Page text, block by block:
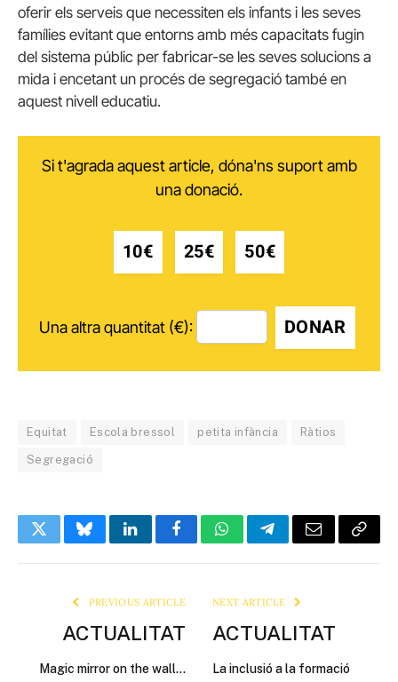
oferir els serveis que necessiten els infants i les seves
famílies evitant que entorns amb més capacitats fugin
del sistema públic per fabricar-se les seves solucions a
mida i encetant un procés de segregació també en
aquest nivell educatiu.
Si t'agrada aquest article, dóna'ns suport amb
una donació.
10€ 25€ 50€
Una altra quantitat (€): DONAR
Equitat Escola bressol petita infància Ràtios
Segregació
TwitterBlueskyLinkedInFacebookWhatsAppTelegramEmail Copy
PREVIOUS ARTICLE
ACTUALITAT
Magic mirror on the wall…
NEXT ARTICLE
ACTUALITAT
La inclusió a la formació